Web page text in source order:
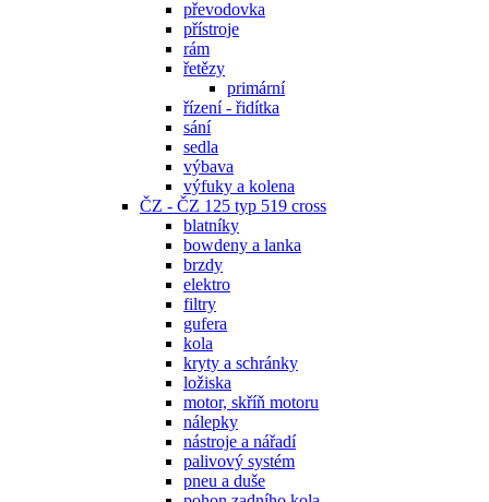
převodovka
přístroje
rám
řetězy
primární
řízení - řidítka
sání
sedla
výbava
výfuky a kolena
ČZ - ČZ 125 typ 519 cross
blatníky
bowdeny a lanka
brzdy
elektro
filtry
gufera
kola
kryty a schránky
ložiska
motor, skříň motoru
nálepky
nástroje a nářadí
palivový systém
pneu a duše